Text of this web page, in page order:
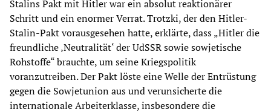
Stalins Pakt mit Hitler war ein absolut reaktionärer
Schritt und ein enormer Verrat. Trotzki, der den Hitler-
Stalin-Pakt vorausgesehen hatte, erklärte, dass „Hitler die
freundliche ‚Neutralität‘ der UdSSR sowie sowjetische
Rohstoffe“ brauchte, um seine Kriegspolitik
voranzutreiben. Der Pakt löste eine Welle der Entrüstung
gegen die Sowjetunion aus und verunsicherte die
internationale Arbeiterklasse, insbesondere die